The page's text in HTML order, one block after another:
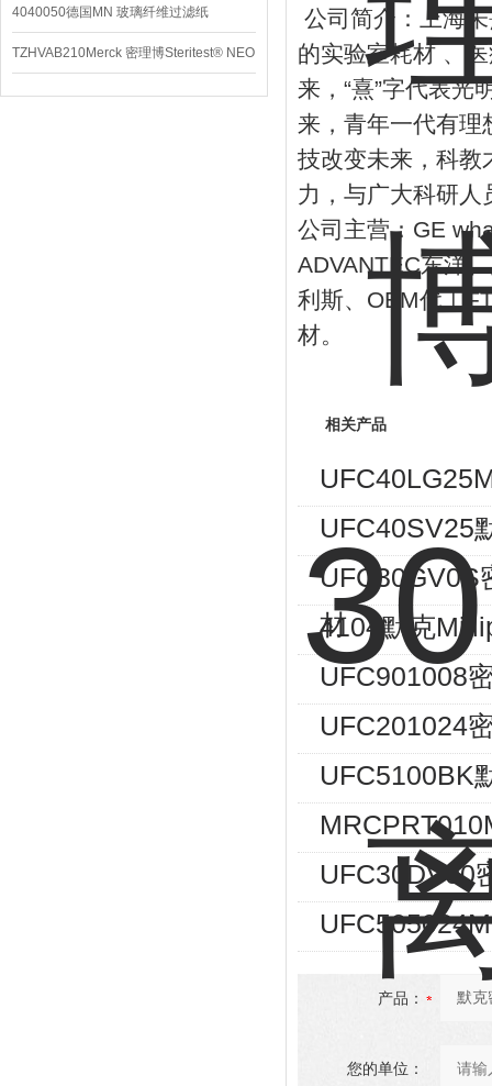
4040050德国MN 玻璃纤维过滤纸
TZHVAB210Merck 密理博Steritest® NEO
设备
公司简介：上海
的实验室耗材 、
来， “熹”字代表光
来，青年一代有理
技改变未来，科教
力，与广大科研人
公司主营： GE
ADVANTEC东洋
利斯、 OEM代工
材。
相关产品
UFC40SV25
UFC30GV0S
材
4104默克
UFC901008
UFC201024
UFC5100BK
UFC30DV00
产品：
您的单位：